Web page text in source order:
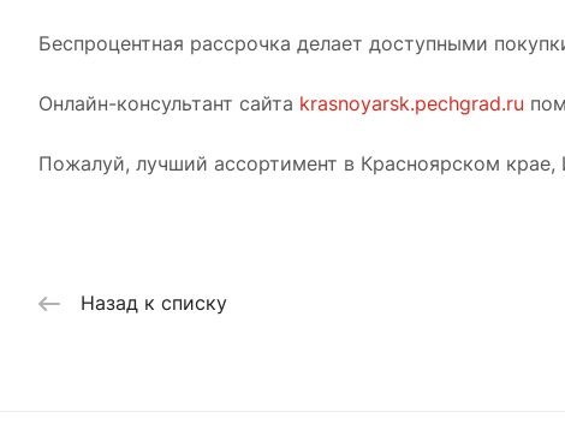
Беспроцентная рассрочка делает доступными
Онлайн-консультант сайта krasnoyarsk.pechgrad.ru
Пожалуй, лучший ассортимент в Красноярском
Назад к списку